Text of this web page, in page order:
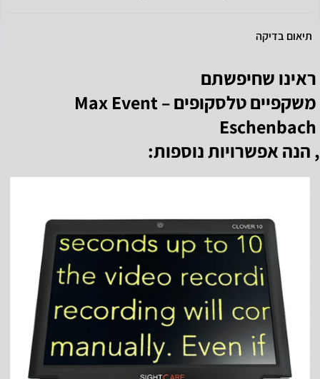
תיאום בדיקה
ראינו שחיפשתם
משקפיים טלסקופים Max Event –
Eschenbach
, הנה אפשרויות נוספות: